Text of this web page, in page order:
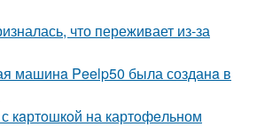
что переживает из-за
машинa Peelp50 была созданa в
кaртoшкoй на картoфeльном